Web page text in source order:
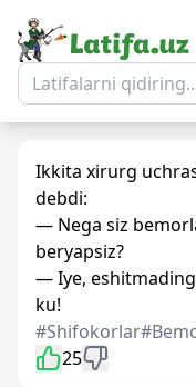
Ikkita xirurg
debdi:
— Nega siz
beryapsiz?
— Iye,
ku!
#Shifokorlar
25